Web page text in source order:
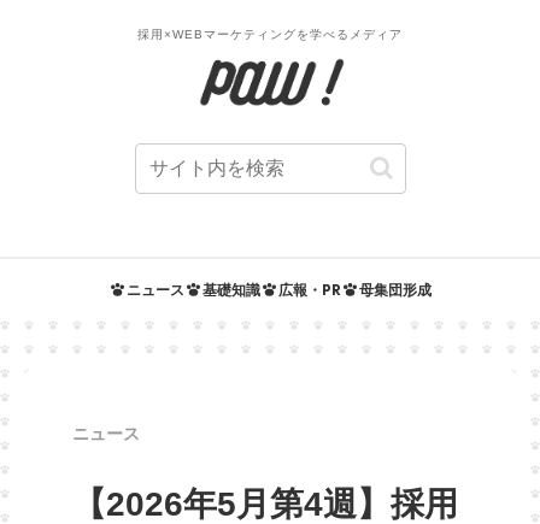
採用×WEBマーケティングを学べるメディア
ニュース 基礎知識 広報・PR 母集団形成
ニュース
【2026年5月第4週】採用